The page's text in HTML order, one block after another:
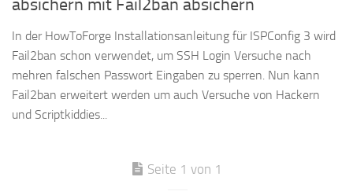
absichern mit Fail2ban absichern
In der HowToForge Installationsanleitung für ISPConfig 3 wird
Fail2ban schon verwendet, um SSH Login Versuche nach
mehren falschen Passwort Eingaben zu sperren. Nun kann
Fail2ban erweitert werden um auch Versuche von Hackern
und Scriptkiddies...
Seite 1 von 1